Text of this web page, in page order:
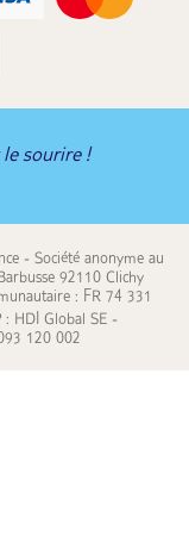
le sourire !
- Société anonyme au
92110 Clichy
: FR 74 331
: HDI Global SE -
120 002